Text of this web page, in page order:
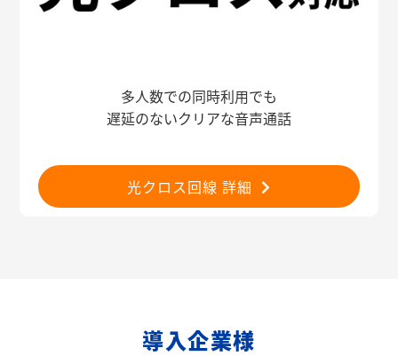
多人数での同時利用でも
遅延のないクリアな音声通話
光クロス回線 詳細
導入企業様